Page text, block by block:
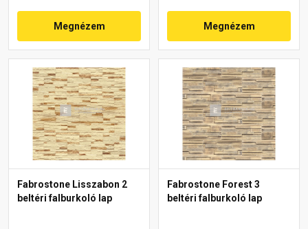
Megnézem Megnézem
Fabrostone Lisszabon 2
beltéri falburkoló lap
Fabrostone Forest 3
beltéri falburkoló lap